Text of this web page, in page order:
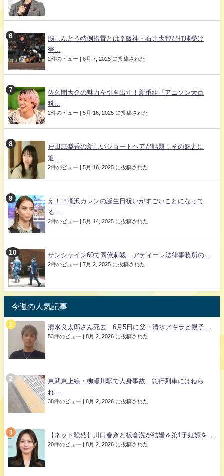
脳しんとう特例措置とは？阪神・石井大智が打球受け
登...
2件のビュー | 6月 7, 2025 に投稿された
佐久間大介の魅力を引き出す！新番組『アニソン大百
科...
2件のビュー | 5月 16, 2025 に投稿された
戸田恵梨香の新しいショートヘアが話題！その魅力に
迫...
2件のビュー | 5月 16, 2025 に投稿された
え！？滝沢カレンの誕生日祝いがすごいことになって
る...
2件のビュー | 5月 14, 2025 に投稿された
サンシャイン60で同僚刺殺 アディーレ法律事務所の...
2件のビュー | 7月 2, 2025 に投稿された
今週の人気記事
清水良太郎さん死去 6月5日に父・清水アキラと親子...
53件のビュー | 8月 2, 2026 に投稿された
東武東上線・柳瀬川駅で人身事故 急行列車にはねら
れ...
38件のビュー | 8月 2, 2026 に投稿された
【ネット騒然】川口春奈と板倉滉が結婚＆第1子妊娠を...
20件のビュー | 8月 2, 2026 に投稿された